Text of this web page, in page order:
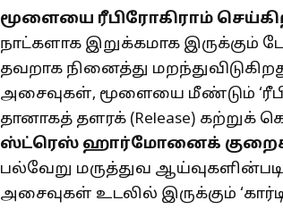
மூளையை ரீபிரோகிராம்
நாட்களாக இறுக்கமாக இருக்கும்
தவறாக நினைத்து
அசைவுகள், மூளையை மீண்டும்
தானாகத் தளரக் (Release) கற்றுக்
ஸ்ட்ரெஸ் ஹார்மோனைக்
பல்வேறு மருத்துவ
அசைவுகள் உடலில் இருக்கும்